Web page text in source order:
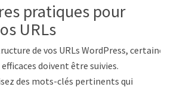
pratiques pour
URLs
de vos URLs WordPress, certaines
doivent être suivies.
des mots-clés pertinents qui